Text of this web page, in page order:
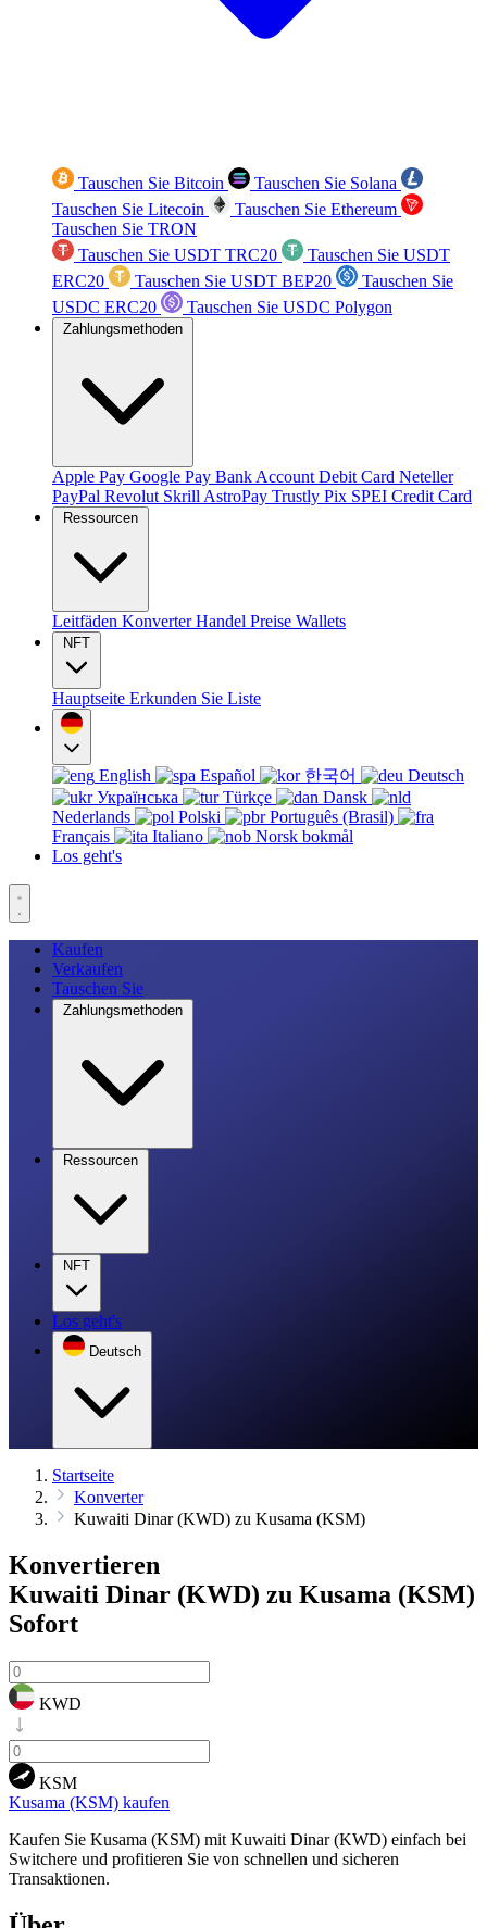
Tauschen Sie Bitcoin
Tauschen Sie Solana
Tauschen Sie Litecoin
Tauschen Sie Ethereum
Tauschen Sie TRON
Tauschen Sie USDT TRC20
Tauschen Sie USDT
ERC20
Tauschen Sie USDT BEP20
Tauschen Sie
USDC ERC20
Tauschen Sie USDC Polygon
Zahlungsmethoden
Apple Pay Google Pay Bank Account Debit Card Neteller
PayPal Revolut Skrill AstroPay Trustly Pix SPEI Credit Card
Ressourcen
Leitfäden KonverterHandel Preise Wallets
NFT
Hauptseite Erkunden Sie Liste
English Español 한국어
Deutsch
Українська
Türkçe
Dansk
Nederlands
Polski
Português (Brasil)
Français
Italiano
Norsk bokmål
Los geht's
Kaufen
Verkaufen
Tauschen Sie
Zahlungsmethoden
Ressourcen
NFT
Los geht's
Deutsch
Startseite
Konverter
Kuwaiti Dinar (KWD) zu Kusama (KSM)
Konvertieren
Kuwaiti Dinar (KWD) zu Kusama (KSM)
Sofort
KWD
KSM
Kusama (KSM) kaufen
Kaufen Sie Kusama (KSM) mit Kuwaiti Dinar (KWD) einfach bei
Switchere und profitieren Sie von schnellen und sicheren
Transaktionen.